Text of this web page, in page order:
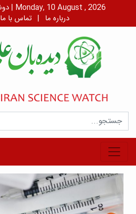
دوشنبه، ۱۹ مرداد، ۱۴۰۵ | Monday, 10 August , 2026
درباره ما | تماس با ما